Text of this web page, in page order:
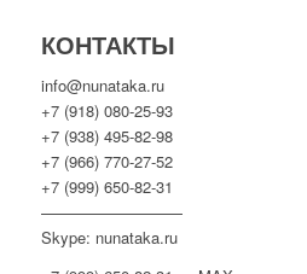
КОНТАКТЫ
info@nunataka.ru
+7 (918) 080-25-93
+7 (938) 495-82-98
+7 (966) 770-27-52
+7 (999) 650-82-31
—————————
Skype: nunataka.ru